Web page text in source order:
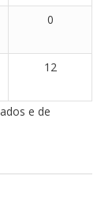
0
12
e de